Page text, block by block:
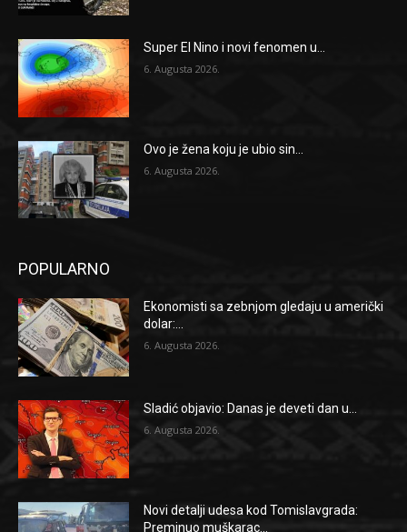
Super El Nino i novi fenomen u...
6. Augusta 2026.
Ovo je žena koju je ubio sin...
6. Augusta 2026.
POPULARNO
Ekonomisti sa zebnjom gledaju u američki
dolar:...
6. Augusta 2026.
Sladić objavio: Danas je deveti dan u...
6. Augusta 2026.
Novi detalji udesa kod Tomislavgrada:
Preminuo muškarac...